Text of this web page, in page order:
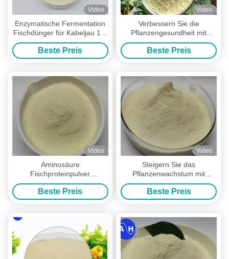
Video
Enzymatische Fermentation
Fischdünger für Kabeljau 15-
1-1 Aminosäuren und
Proteine zur Verbesserung
des Wachstums
Beste Preis
Video
Verbessern Sie die
Pflanzengesundheit mit
Fischproteinhydrolysiert
Fischmehl Dünger natürlicher
und effektiver
Beste Preis
Video
Aminosäure
Fischproteinpulver
Natürlicher Dünger für
Gärten und Farmen
Beste Preis
Video
Steigern Sie das
Pflanzenwachstum mit
natürlichen Aminosäuren
Fischproteinpulver Dünger
15-1-1
Beste Preis